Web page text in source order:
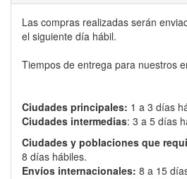
Las compras realizadas serán
el siguiente día hábil.
Tiempos de entrega para nuestros
Ciudades principales: 1 a 3 días
Ciudades intermedias: 3 a 5 días
Ciudades y poblaciones que
8 días hábiles.
Envíos internacionales: 8 a 15